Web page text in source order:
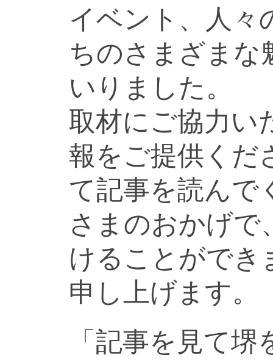
イベント、人々
ちのさまざまな
いりました。
取材にご協力い
報をご提供くだ
て記事を読んで
さまのおかげで
けることができ
申し上げます。
「記事を見て